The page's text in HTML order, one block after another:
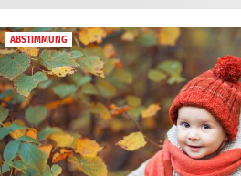
ABSTIMMUNG